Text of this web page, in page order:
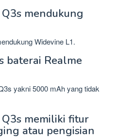
mendukung
Widevine L1.
baterai Realme
yakni 5000 mAh yang tidak
memiliki fitur
atau pengisian